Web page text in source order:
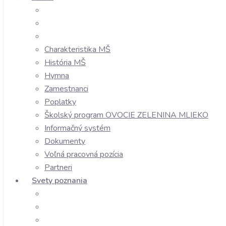
Charakteristika MŠ
História MŠ
Hymna
Zamestnanci
Poplatky
Školský program OVOCIE ZELENINA MLIEKO
Informačný systém
Dokumenty
Voľná pracovná pozícia
Partneri
Svety poznania